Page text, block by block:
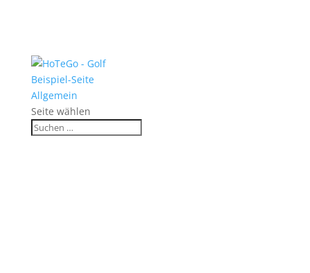
Beispiel-Seite
Allgemein
Seite wählen